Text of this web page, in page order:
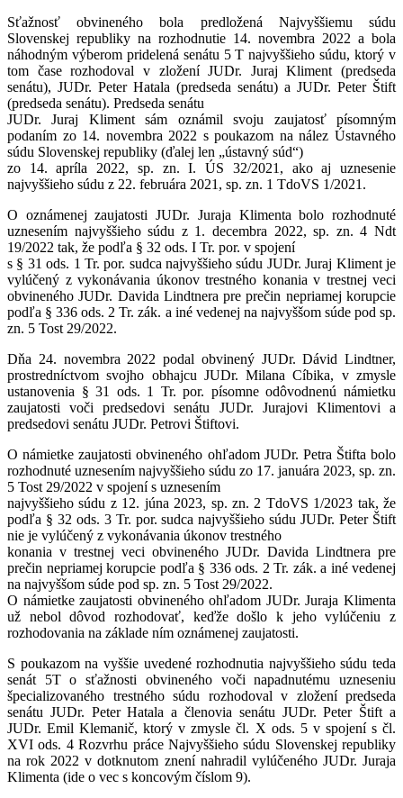
Sťažnosť obvineného bola predložená Najvyššiemu súdu
Slovenskej republiky na rozhodnutie 14. novembra 2022 a bola
náhodným výberom pridelená senátu 5 T najvyššieho súdu, ktorý v
tom čase rozhodoval v zložení JUDr. Juraj Kliment (predseda
senátu), JUDr. Peter Hatala (predseda senátu) a JUDr. Peter Štift
(predseda senátu). Predseda senátu
JUDr. Juraj Kliment sám oznámil svoju zaujatosť písomným
podaním zo 14. novembra 2022 s poukazom na nález Ústavného
súdu Slovenskej republiky (ďalej len „ústavný súd“)
zo 14. apríla 2022, sp. zn. I. ÚS 32/2021, ako aj uznesenie
najvyššieho súdu z 22. februára 2021, sp. zn. 1 TdoVS 1/2021.
O oznámenej zaujatosti JUDr. Juraja Klimenta bolo rozhodnuté
uznesením najvyššieho súdu z 1. decembra 2022, sp. zn. 4 Ndt
19/2022 tak, že podľa § 32 ods. I Tr. por. v spojení
s § 31 ods. 1 Tr. por. sudca najvyššieho súdu JUDr. Juraj Kliment je
vylúčený z vykonávania úkonov trestného konania v trestnej veci
obvineného JUDr. Davida Lindtnera pre prečin nepriamej korupcie
podľa § 336 ods. 2 Tr. zák. a iné vedenej na najvyššom súde pod sp.
zn. 5 Tost 29/2022.
Dňa 24. novembra 2022 podal obvinený JUDr. Dávid Lindtner,
prostredníctvom svojho obhajcu JUDr. Milana Cíbika, v zmysle
ustanovenia § 31 ods. 1 Tr. por. písomne odôvodnenú námietku
zaujatosti voči predsedovi senátu JUDr. Jurajovi Klimentovi a
predsedovi senátu JUDr. Petrovi Štiftovi.
O námietke zaujatosti obvineného ohľadom JUDr. Petra Štifta bolo
rozhodnuté uznesením najvyššieho súdu zo 17. januára 2023, sp. zn.
5 Tost 29/2022 v spojení s uznesením
najvyššieho súdu z 12. júna 2023, sp. zn. 2 TdoVS 1/2023 tak, že
podľa § 32 ods. 3 Tr. por. sudca najvyššieho súdu JUDr. Peter Štift
nie je vylúčený z vykonávania úkonov trestného
konania v trestnej veci obvineného JUDr. Davida Lindtnera pre
prečin nepriamej korupcie podľa § 336 ods. 2 Tr. zák. a iné vedenej
na najvyššom súde pod sp. zn. 5 Tost 29/2022.
O námietke zaujatosti obvineného ohľadom JUDr. Juraja Klimenta
už nebol dôvod rozhodovať, keďže došlo k jeho vylúčeniu z
rozhodovania na základe ním oznámenej zaujatosti.
S poukazom na vyššie uvedené rozhodnutia najvyššieho súdu teda
senát 5T o sťažnosti obvineného voči napadnutému uzneseniu
špecializovaného trestného súdu rozhodoval v zložení predseda
senátu JUDr. Peter Hatala a členovia senátu JUDr. Peter Štift a
JUDr. Emil Klemanič, ktorý v zmysle čl. X ods. 5 v spojení s čl.
XVI ods. 4 Rozvrhu práce Najvyššieho súdu Slovenskej republiky
na rok 2022 v dotknutom znení nahradil vylúčeného JUDr. Juraja
Klimenta (ide o vec s koncovým číslom 9).